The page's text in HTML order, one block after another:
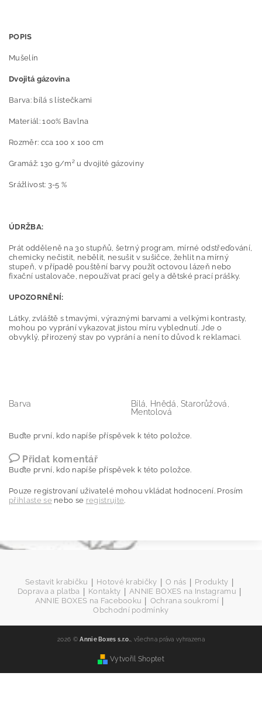
POPIS
Mušelín
Dvojitá gázovina
Barva: bílá s lístečkami
Materiál: 100% Bavlna
Rozměr: cca 100 x 100 cm
Gramáž: 130 g/m² u dvojité gázoviny
Srážlivost: 3-5 %
ÚDRŽBA:
Prát odděleně na 30 stupňů, šetrný program, mírné odstřeďování,
chemicky nečistit, nebělit, nesušit v sušičce, žehlit na mírný
stupeň, v případě pouštění barvy použít octovou lázeň nebo
fixační ustalovače, nepoužívat prací gely a dětské prací prášky.
UPOZORNĚNÍ:
Látky, zvláště s tmavými, výraznými barvami a velkými kontrasty,
mohou po vyprání vykazovat jistou míru vyblednutí. Jde o
obvyklý, přirozený stav po vyprání a není to důvod k reklamaci.
Barva
Bílá, Hnědá, Starorůžová,
Mentolová
Buďte první, kdo napíše příspěvek k této položce.
Přidat komentář
Buďte první, kdo napíše příspěvek k této položce.
Pouze registrovaní uživatelé mohou vkládat hodnocení. Prosím
přihlaste se nebo se registrujte.
Sestavit krabičku Hotové krabičky O nás Produkty
Doprava a platba Kontakty ANNIE BOXES na Instagramu
ANNIE BOXES na Facebooku Ochrana soukromí
Obchodní podmínky
2026 ©Annie Boxes s.r.o., všechna práva vyhrazena
Vytvořil Shoptet